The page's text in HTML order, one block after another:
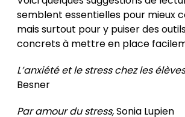
semblent essentielles pour mieux
mais surtout pour y puiser des
concrets à mettre en place
L’anxiété et le stress chez les élèves
Besner
Par amour du stress,Sonia Lupien